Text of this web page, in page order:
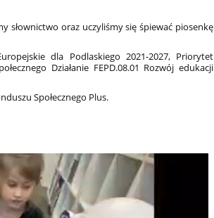
słownictwo oraz uczyliśmy się śpiewać piosenkę
dla Podlaskiego 2021-2027, Priorytet
Działanie FEPD.08.01 Rozwój edukacji
Społecznego Plus.